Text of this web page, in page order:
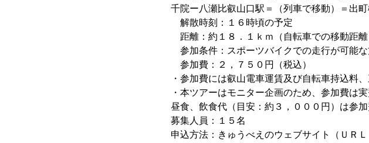
千院ー八瀬比叡山口駅＝（列車で移動）＝出
解散時刻：１６時頃の予定
距離：約１８．１ｋｍ（自転車での移動距離
参加条件：スポーツバイクでの走行が可能
参加費：２，７５０円（税込）
・参加費には叡山電車運賃及び自転車持込料
・本ツアーはモニター企画のため、参加費は
昼食、飲食代（目安：約３，０００円）は参
募集人員：１５名
申込方法：きゅうべえのウェブサイト（ＵＲＬ